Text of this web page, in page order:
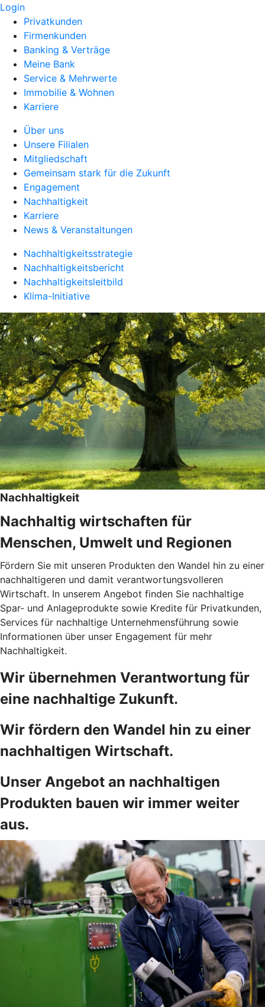
Login
Privatkunden
Firmenkunden
Banking & Verträge
Meine Bank
Service & Mehrwerte
Immobilie & Wohnen
Karriere
Über uns
Unsere Filialen
Mitgliedschaft
Gemeinsam stark für die Zukunft
Engagement
Nachhaltigkeit
Karriere
News & Veranstaltungen
Nachhaltigkeitsstrategie
Nachhaltigkeitsbericht
Nachhaltigkeitsleitbild
Klima-Initiative
Nachhaltigkeit
Nachhaltig wirtschaften für
Menschen, Umwelt und Regionen
Fördern Sie mit unseren Produkten den Wandel hin zu einer
nachhaltigeren und damit verantwortungsvolleren
Wirtschaft. In unserem Angebot finden Sie nachhaltige
Spar- und Anlageprodukte sowie Kredite für Privatkunden,
Services für nachhaltige Unternehmensführung sowie
Informationen über unser Engagement für mehr
Nachhaltigkeit.
Wir übernehmen Verantwortung für
eine nachhaltige Zukunft.
Wir fördern den Wandel hin zu einer
nachhaltigen Wirtschaft.
Unser Angebot an nachhaltigen
Produkten bauen wir immer weiter
aus.